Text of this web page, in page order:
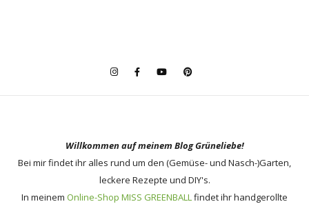
Willkommen auf meinem Blog Grüneliebe!
Bei mir findet ihr alles rund um den (Gemüse- und Nasch-)Garten,
leckere Rezepte und DIY's.
In meinem Online-Shop MISS GREENBALLfindet ihr handgerollte